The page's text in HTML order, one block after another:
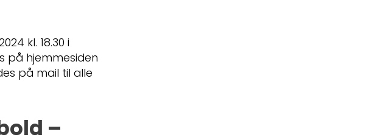
kl. 18.30 i
på hjemmesiden
på mail til alle
–